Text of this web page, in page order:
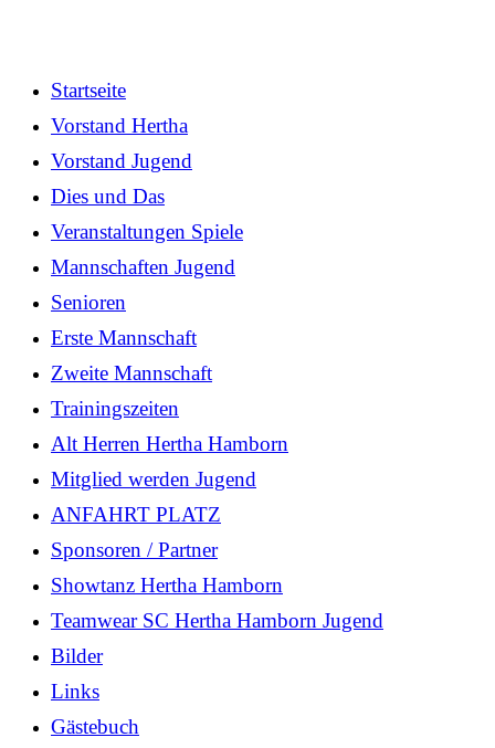
Startseite
Vorstand Hertha
Vorstand Jugend
Dies und Das
Veranstaltungen Spiele
Mannschaften Jugend
Senioren
Erste Mannschaft
Zweite Mannschaft
Trainingszeiten
Alt Herren Hertha Hamborn
Mitglied werden Jugend
ANFAHRT PLATZ
Sponsoren / Partner
Showtanz Hertha Hamborn
Teamwear SC Hertha Hamborn Jugend
Bilder
Links
Gästebuch